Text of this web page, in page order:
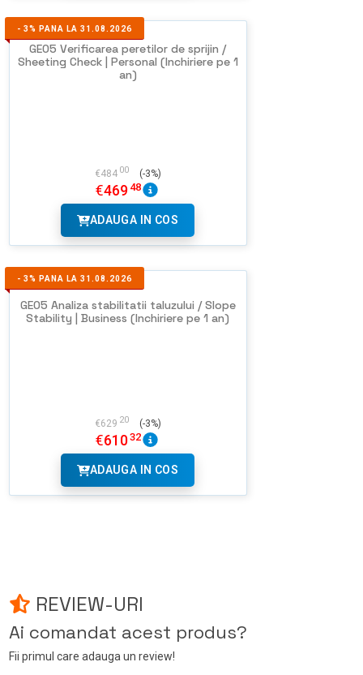
- 3% PANA LA 31.08.2026
GEO5 Verificarea peretilor de sprijin /
Sheeting Check | Personal (Inchiriere pe 1
an)
€484 00 (-3%)
€469 48
ADAUGA IN COS
- 3% PANA LA 31.08.2026
GEO5 Analiza stabilitatii taluzului / Slope
Stability | Business (Inchiriere pe 1 an)
€629 20 (-3%)
€61032
ADAUGA IN COS
REVIEW-URI
Ai comandat acest produs?
Fii primul care adauga un review!